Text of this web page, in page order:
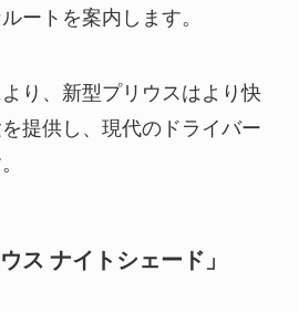
ートを案内します。
り、新型プリウスはより快
提供し、現代のドライバー
ス ナイトシェード」